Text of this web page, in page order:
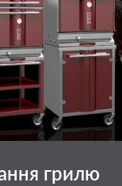
грилю